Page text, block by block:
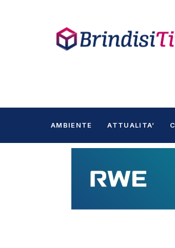
AMBIENTE ATTUALITA’